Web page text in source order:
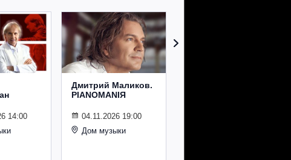
14:00
Дмитрий Маликов.
PIANOMANIЯ
04.11.2026 19:00
Дом музыки